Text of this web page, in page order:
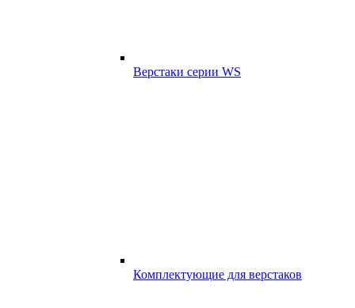
Верстаки серии WS
Комплектующие для верстаков